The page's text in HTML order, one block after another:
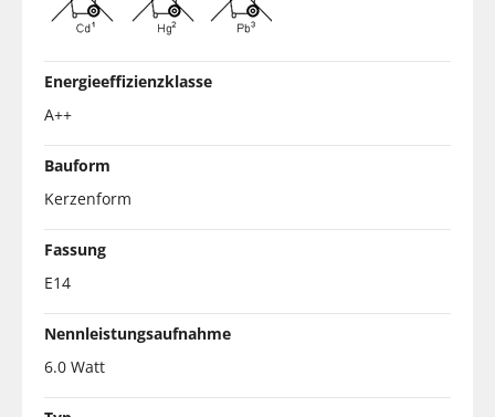
Energieeffizienzklasse
A++
Bauform
Kerzenform
Fassung
E14
Nennleistungsaufnahme
6.0 Watt